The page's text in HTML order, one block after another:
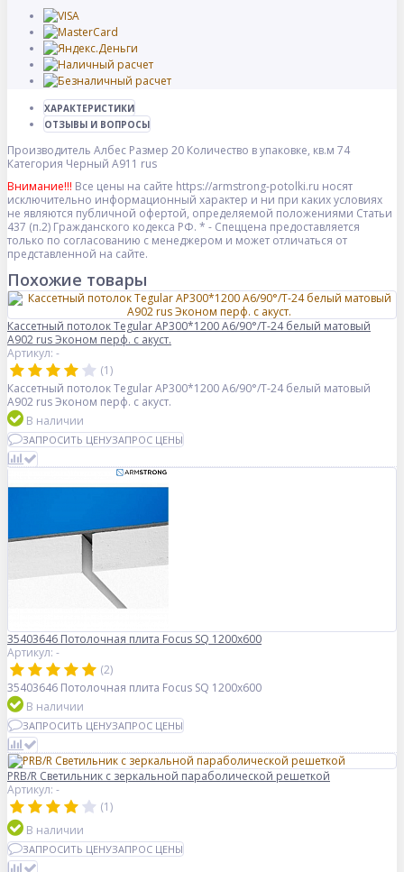
ХАРАКТЕРИСТИКИ
ОТЗЫВЫ И ВОПРОСЫ
Производитель Албес Размер 20 Количество в упаковке, кв.м 74
Категория Черный А911 rus
Внимание!!! Все цены на сайте https://armstrong-potolki.ru носят
исключительно информационный характер и ни при каких условиях
не являются публичной офертой, определяемой положениями Статьи
437 (п.2) Гражданского кодекса РФ. * - Спеццена предоставляется
только по согласованию с менеджером и может отличаться от
представленной на сайте.
Похожие товары
Кассетный потолок Tegular AP300*1200 A6/90°/Т-24 белый матовый
А902 rus Эконом перф. с акуст.
Артикул: -
(1)
Кассетный потолок Tegular AP300*1200 A6/90°/Т-24 белый матовый
А902 rus Эконом перф. с акуст.
В наличии
ЗАПРОСИТЬ ЦЕНУЗАПРОС ЦЕНЫ
35403646 Потолочная плита Focus SQ 1200x600
Артикул: -
(2)
35403646 Потолочная плита Focus SQ 1200x600
В наличии
ЗАПРОСИТЬ ЦЕНУЗАПРОС ЦЕНЫ
PRB/R Светильник с зеркальной параболической решеткой
Артикул: -
(1)
В наличии
ЗАПРОСИТЬ ЦЕНУЗАПРОС ЦЕНЫ